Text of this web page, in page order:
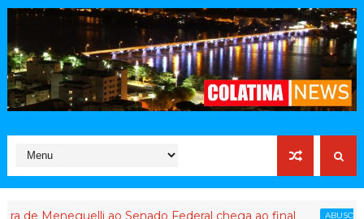
ao Senado Federal chega ao final ABUSO DE PODER